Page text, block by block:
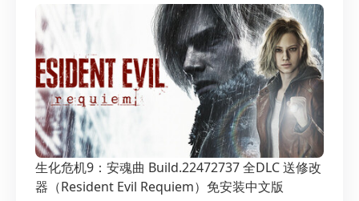
生化危机9：安魂曲 Build.22472737 全DLC 送修改
器（Resident Evil Requiem）免安装中文版